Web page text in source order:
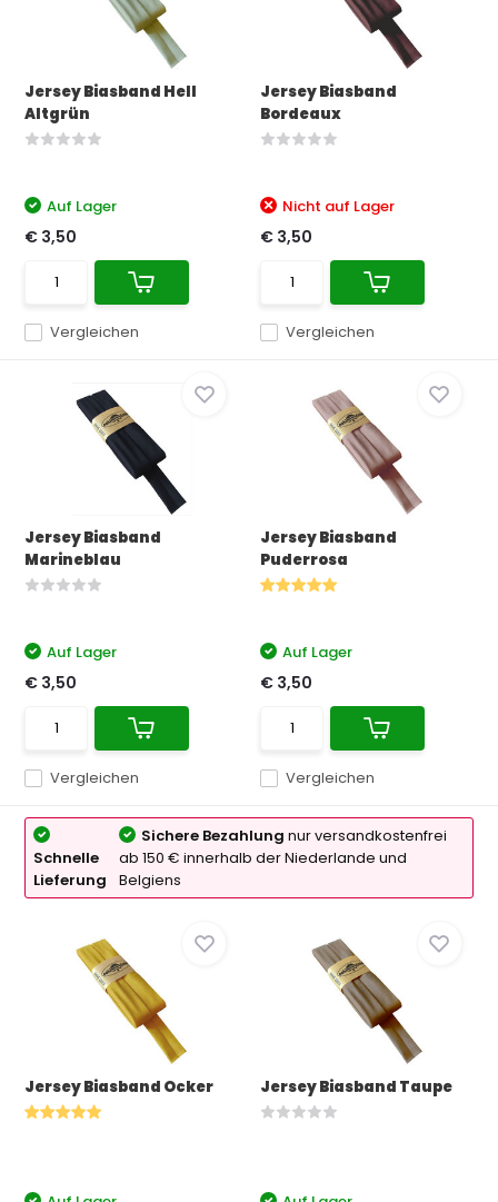
Jersey Biasband Hell
Altgrün
Vergleichen
Auf Lager
€ 3,50
Jersey Biasband
Bordeaux
Vergleichen
Nicht auf Lager
€ 3,50
Jersey Biasband
Marineblau
Vergleichen
Auf Lager
€ 3,50
Jersey Biasband
Puderrosa
Vergleichen
Auf Lager
€ 3,50
Schnelle
Lieferung
Sichere Bezahlung nur versandkostenfrei
ab 150 € innerhalb der Niederlande und
Belgiens
Jersey Biasband Ocker Jersey Biasband Taupe